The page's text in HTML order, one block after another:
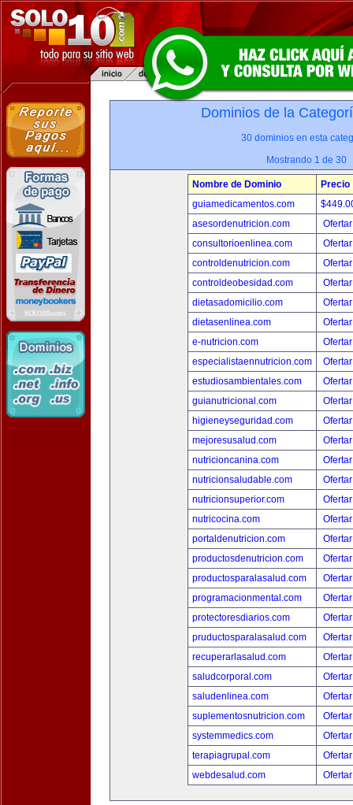
Dominios de la
30 dominios en esta
Mostrando 1 de 30
Nombre de Dominio
Precio
guiamedicamentos.com
asesordenutricion.com
consultorioenlinea.com
controldenutricion.com
controldeobesidad.com
dietasadomicilio.com
dietasenlinea.com
e-nutricion.com
especialistaennutricion.com
estudiosambientales.com
guianutricional.com
higieneyseguridad.com
mejoresusalud.com
nutricioncanina.com
nutricionsaludable.com
nutricionsuperior.com
nutricocina.com
portaldenutricion.com
productosdenutricion.com
productosparalasalud.com
programacionmental.com
protectoresdiarios.com
pruductosparalasalud.com
recuperarlasalud.com
saludcorporal.com
saludenlinea.com
suplementosnutricion.com
systemmedics.com
terapiagrupal.com
webdesalud.com